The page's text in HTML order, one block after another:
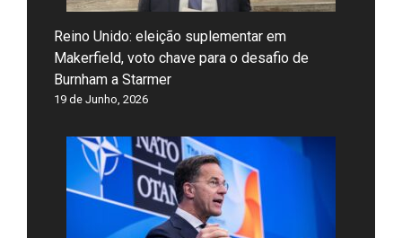
Reino Unido: eleição suplementar em
Makerfield, voto chave para o desafio de
Burnham a Starmer
19 de Junho, 2026